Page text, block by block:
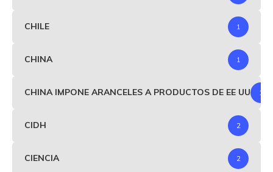
CHILE 1
CHINA 1
CHINA IMPONE ARANCELES A PRODUCTOS DE EE UU 1
CIDH 2
CIENCIA 2